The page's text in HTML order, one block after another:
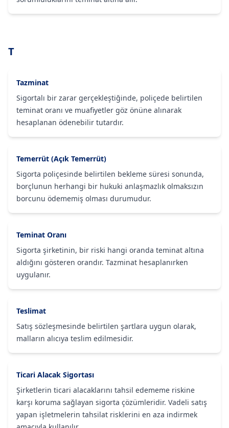
T
Tazminat
Sigortalı bir zarar gerçekleştiğinde, poliçede belirtilen
teminat oranı ve muafiyetler göz önüne alınarak
hesaplanan ödenebilir tutardır.
Temerrüt (Açık Temerrüt)
Sigorta poliçesinde belirtilen bekleme süresi sonunda,
borçlunun herhangi bir hukuki anlaşmazlık olmaksızın
borcunu ödememiş olması durumudur.
Teminat Oranı
Sigorta şirketinin, bir riski hangi oranda teminat altına
aldığını gösteren orandır. Tazminat hesaplanırken
uygulanır.
Teslimat
Satış sözleşmesinde belirtilen şartlara uygun olarak,
malların alıcıya teslim edilmesidir.
Ticari Alacak Sigortası
Şirketlerin ticari alacaklarını tahsil edememe riskine
karşı koruma sağlayan sigorta çözümleridir. Vadeli satış
yapan işletmelerin tahsilat risklerini en aza indirmek